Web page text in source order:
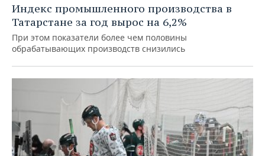
Индекс промышленного производства в
Татарстане за год вырос на 6,2%
При этом показатели более чем половины
обрабатывающих производств снизились